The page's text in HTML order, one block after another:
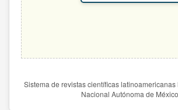
Sistema de revistas científicas
Nacional Autónoma de